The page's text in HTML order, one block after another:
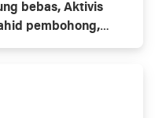
bebas, Aktivis
pembohong,